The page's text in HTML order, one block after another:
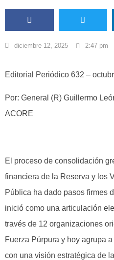
diciembre 12, 2025 2:47 pm
Editorial Periódico 632 –
Por: General (R) Guillermo
ACORE
El proceso de consolidación
financiera de la Reserva y los
Pública ha dado pasos firmes
inició como una articulación
través de 12 organizaciones
Fuerza Púrpura y hoy agrupa
con una visión estratégica de